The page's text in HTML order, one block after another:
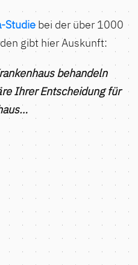
Studiebei der über 1000
gibt hier Auskunft:
behandeln
Ihrer Entscheidung für